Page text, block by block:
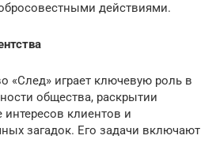
действиями.
«След» играет ключевую роль в
общества, раскрытии
интересов клиентов и
загадок. Его задачи включают